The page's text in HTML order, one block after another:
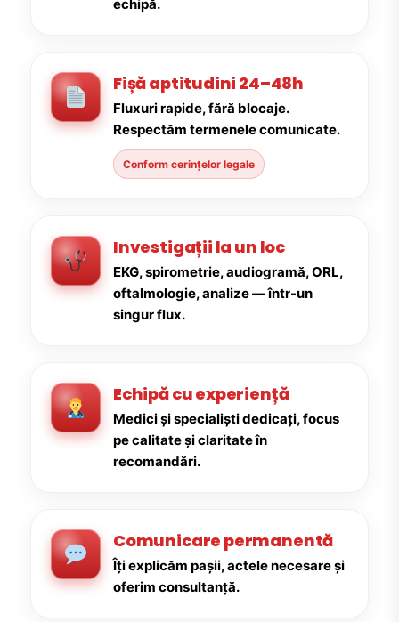
echipă.
Fișă aptitudini 24–48h
Fluxuri rapide, fără blocaje.
Respectăm termenele comunicate.
Conform cerințelor legale
Investigații la un loc
EKG, spirometrie, audiogramă, ORL,
oftalmologie, analize — într-un
singur flux.
Echipă cu experiență
Medici și specialiști dedicați, focus
pe calitate și claritate în
recomandări.
Comunicare permanentă
Îți explicăm pașii, actele necesare și
oferim consultanță.